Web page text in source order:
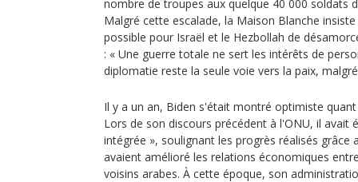
nombre de troupes aux quelque 40 000 soldats
Malgré cette escalade, la Maison Blanche
possible pour Israël et le Hezbollah de
: « Une guerre totale ne sert les intérêts de
diplomatie reste la seule voie vers la paix,
Il y a un an, Biden s'était montré optimiste
Lors de son discours précédent à l'ONU, il avait
intégrée », soulignant les progrès réalisés grâce
avaient amélioré les relations économiques
voisins arabes. À cette époque, son